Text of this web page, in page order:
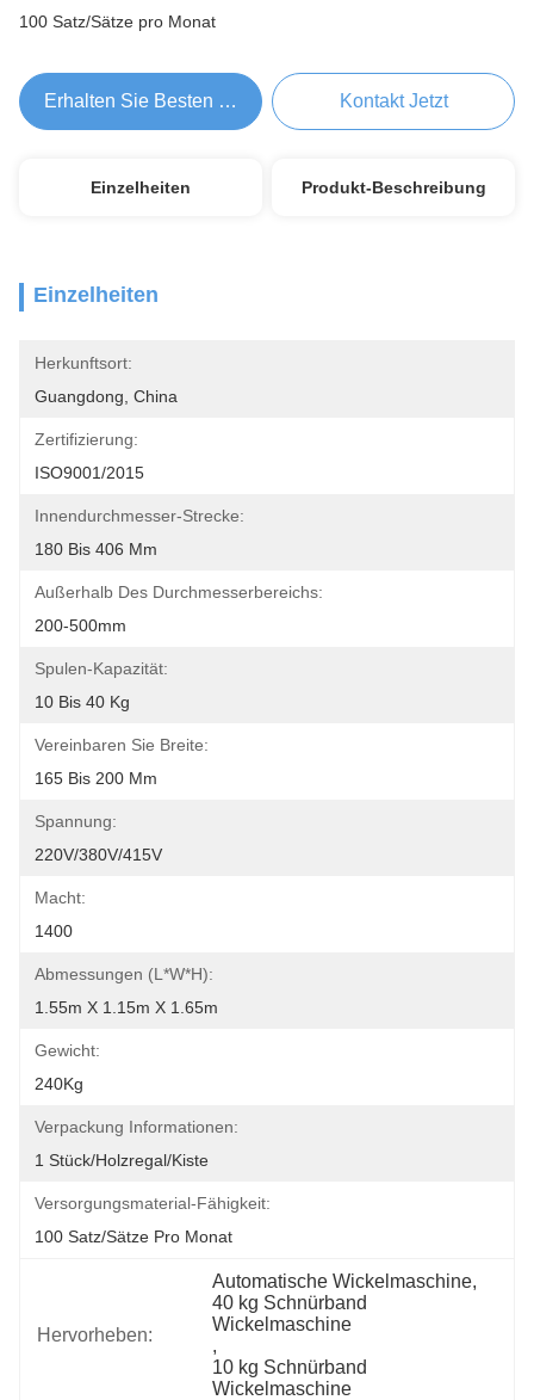
100 Satz/Sätze pro Monat
Erhalten Sie Besten Preis Kontakt Jetzt
Einzelheiten Produkt-Beschreibung
Einzelheiten
Herkunftsort:
Guangdong, China
Zertifizierung:
ISO9001/2015
Innendurchmesser-Strecke:
180 Bis 406 Mm
Außerhalb Des Durchmesserbereichs:
200-500mm
Spulen-Kapazität:
10 Bis 40 Kg
Vereinbaren Sie Breite:
165 Bis 200 Mm
Spannung:
220V/380V/415V
Macht:
1400
Abmessungen (L*W*H):
1.55m X 1.15m X 1.65m
Gewicht:
240Kg
Verpackung Informationen:
1 Stück/Holzregal/Kiste
Versorgungsmaterial-Fähigkeit:
100 Satz/Sätze Pro Monat
Hervorheben:
Automatische Wickelmaschine,
40 kg Schnürband
Wickelmaschine
,
10 kg Schnürband
Wickelmaschine